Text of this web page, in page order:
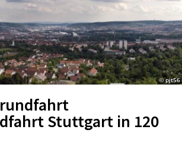
interessieren
Tickets
Übernachtung
Essen & Trinken
Automobil
Feste & Highlights
© pjt56
Stuttgart in 120